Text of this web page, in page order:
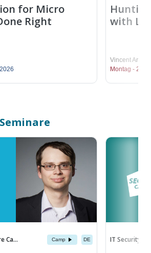
for Micro
Right
with
Vincent
Montag - 26.
Ca... Camp DE IT Security